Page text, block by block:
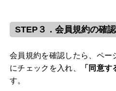
STEP３．会員規約の確
会員規約を確認したら、ペー
にチェックを入れ、
「同意す
す。